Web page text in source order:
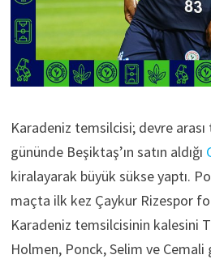
Karadeniz temsilcisi; devre
gününde Beşiktaş’ın satın aldığı
kiralayarak büyük sükse yaptı.
maçta ilk kez Çaykur Rizespor
Karadeniz temsilcisinin kalesini
Holmen, Ponck, Selim ve Cemali